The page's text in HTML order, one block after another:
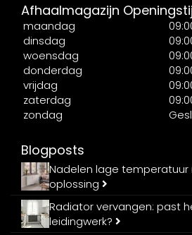
Afhaalmagazijn
maandag
dinsdag
woensdag
donderdag
vrijdag
zaterdag
zondag
Blogposts
Nadelen lage temperatuur
oplossing
Radiator vervangen: past
leidingwerk?